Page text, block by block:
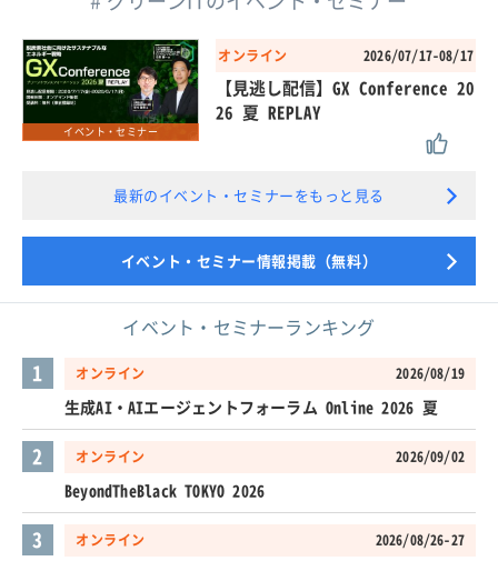
イベント・セミナー
オンライン 2026/07/17-08/17
【見逃し配信】GX Conference 20
26 夏 REPLAY
最新のイベント・セミナーをもっと見る
イベント・セミナー情報掲載（無料）
イベント・セミナーランキング
1 オンライン 2026/08/19
生成AI・AIエージェントフォーラム Online 2026 夏
2 オンライン 2026/09/02
BeyondTheBlack TOKYO 2026
3 オンライン 2026/08/26-27